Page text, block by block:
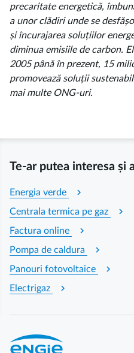
precaritate energetică,
a unor clădiri unde se
și încurajarea soluțiilor
diminua emisiile de carbon.
2005 până în prezent, 15
promovează soluții
mai multe ONG-uri.
Te-ar putea interesa și
Energia verde chevron_right
Centrala termica pe gaz chevron_right
Factura online chevron_right
Pompa de caldura chevron_right
Panouri fotovoltaice chevron_right
Electrigaz chevron_right